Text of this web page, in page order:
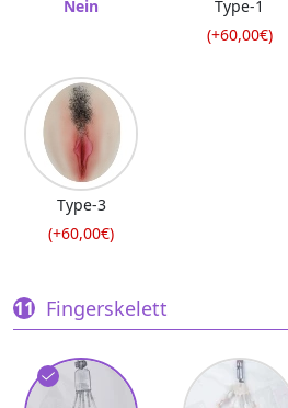
Nein
Type-1
(+60,00€)
Type-3
(+60,00€)
Fingerskelett